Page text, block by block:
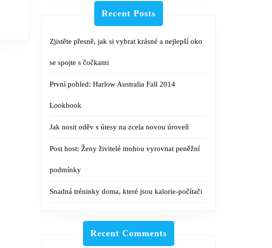
Recent Posts
Zjistěte přesně, jak si vybrat krásné a nejlepší oko
se spojte s čočkami
První pohled: Harlow Australia Fall 2014
Lookbook
Jak nosit oděv s útesy na zcela novou úroveň
Post host: Ženy živitelé mohou vyrovnat peněžní
podmínky
Snadná tréninky doma, které jsou kalorie-počítači
Recent Comments